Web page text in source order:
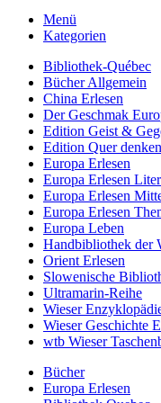
Menü
Kategorien
Bibliothek-Québec
Bücher Allgemein
China Erlesen
Der Geschmak
Edition Geist &
Edition Quer denken
Europa Erlesen
Europa Erlesen
Europa Erlesen
Europa Erlesen
Europa Leben
Handbibliothek der
Orient Erlesen
Slowenische
Ultramarin-Reihe
Wieser
Wieser Geschichte
wtb Wieser
Bücher
Europa Erlesen